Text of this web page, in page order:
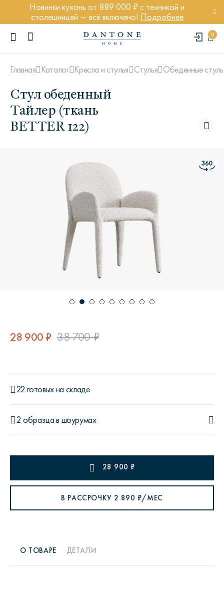
Новинки кухонь от 889 000 ₽ с техникой и
столешницей — всё включено! Подробнее
0
ПОПУЛЯРНЫЕ ЗАПРОСЫ
Кровать Ньюбери
Главная Каталог Кресла и стулья Стулья Обеденные
Стул обеденный
Тайлер (ткань
BETTER 122)
28 900 ₽ 38 700 ₽
22 готовых на складе
2 образцав шоурумах
28 900 ₽
В РАССРОЧКУ 2 890 ₽/МЕС
О ТОВАРЕ ДЕТАЛИ